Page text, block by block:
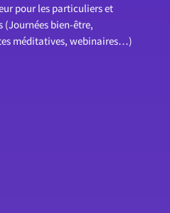
pour les particuliers et
(Journées bien-être,
méditatives, webinaires…)